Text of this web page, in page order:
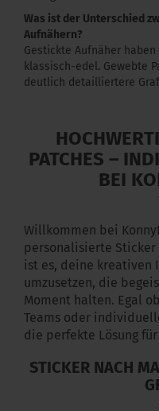
Was ist der Unterschied
Aufnähern?
Gestickte Aufnäher
klassisch-edel. Gewebte
deutlich detailliertere
PATCHES –
BEI
Willkommen bei
personalisierte Sticker
ist es, deine kreativen
umzusetzen, die
Moment halten. Egal
Teams oder
die perfekte Lösung
STICKER NACH